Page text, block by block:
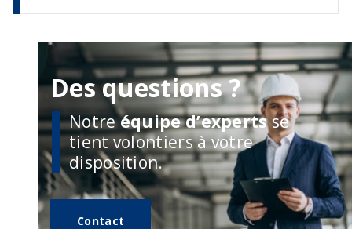
Des questions ?
Notreéquipe d’expertsse
tient volontiers à votre
disposition.
Contact